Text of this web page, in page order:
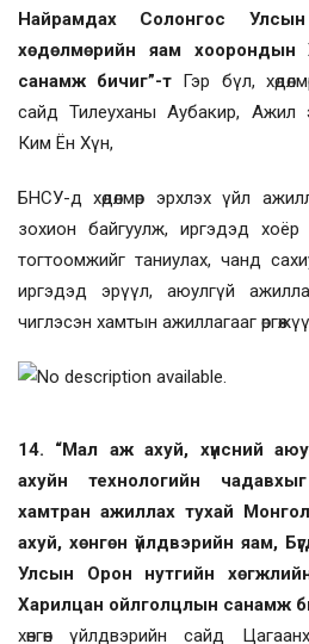
Найрамдах Солонгос
хөдөлмөрийн яам хоорондын
санамж бичиг”-т Гэр бүл,
сайд Тилеуханы Аубакир, Ажил
Ким Ён Хүн,
БНСУ-д хөдөлмөр эрхлэх үйл
зохион байгуулж, иргэдэд
тогтоомжийг таниулах, чанд
иргэдэд эрүүл, аюулгүй
чиглэсэн хамтын ажиллагааг
14. “Мал аж ахуй, хүнсний
ахуйн технологийн
хамтран ажиллах тухай
ахуй, хөнгөн үйлдвэрийн яам,
Улсын Орон нутгийн
Харилцан ойлголцлын санамж
хөнгөн үйлдвэрийн сайд